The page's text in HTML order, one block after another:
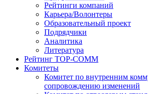
Рейтинги компаний
Карьера/Волонтеры
Образовательный проект
Подрядчики
Аналитика
Литература
Рейтинг TOP-COMM
Комитеты
Комитет по внутренним
сопровождению изменений